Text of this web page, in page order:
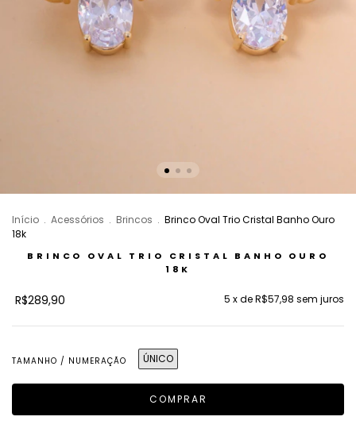
Início . Acessórios . Brincos . Brinco Oval Trio Cristal Banho Ouro
18k
BRINCO OVAL TRIO CRISTAL BANHO OURO
18K
R$289,90 5 x deR$57,98 sem juros
TAMANHO / NUMERAÇÃO ÚNICO